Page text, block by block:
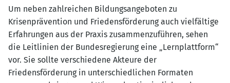
Um neben zahlreichen Bildungsangeboten zu
Krisenprävention und Friedensförderung auch vielfältige
Erfahrungen aus der Praxis zusammenzuführen, sehen
die Leitlinien der Bundesregierung eine „Lernplattform“
vor. Sie sollte verschiedene Akteure der
Friedensförderung in unterschiedlichen Formaten